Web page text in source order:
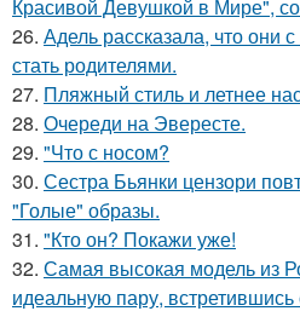
Красивой Девушкой в Мире",
26. Адель рассказала, что
стать родителями.
27. Пляжный стиль и летнее
28. Очереди на Эвересте.
29. "Что с носом?
30. Сестра Бьянки цензори
"Голые" образы.
31. "Кто он? Покажи уже!
32. Самая высокая модель из
идеальную пару,